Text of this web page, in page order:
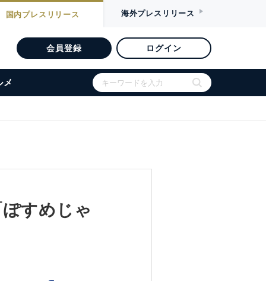
国内プレスリリース 海外プレスリリース
会員登録 ログイン
メ
すめじゃ